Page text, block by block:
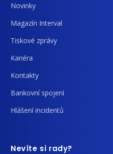
Novinky
Magazín Interval
Tiskové zprávy
Kariéra
Kontakty
Bankovní spojení
Hlášení incidentů
Nevíte si rady?